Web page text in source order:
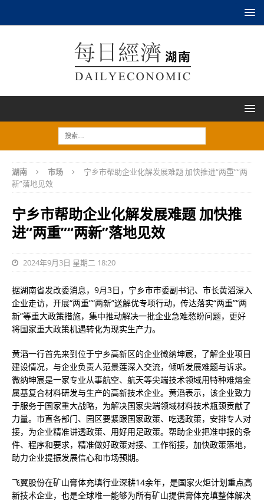
湖南 市场
宁乡市帮助企业化解发展难题 加快推进“两重”“两
新”落地见效
宁乡市帮助企业化解发展难题 加快推
进“两重”“两新”落地见效
2024年9月3日 星期二 18:20
据湖南省发改委消息，9月3日，宁乡市市委副书记、市长黄滔深入
企业走访，开展“两重”“两新”送解优专项行动，传达落实“两重”“两
新”等重大政策措施，集中推动解决一批企业急难愁盼问题，更好
将国家重大政策机遇转化为现实生产力。
黄滔一行首先来到位于宁乡高新区的企业微纳坤宸，了解企业项目
建设情况，与企业负责人范景莲深入交流，倾听发展难题与诉求。
微纳坤宸是一家专业从事航空、航天等尖端技术领域用特种难熔金
属基复合材料研发与生产的高新技术企业。黄滔表示，该企业致力
于服务于国家重大战略，为解决国家尖端领域材料技术瓶颈贡献了
力量。市直各部门、园区要紧跟国家政策、吃透政策，安排专人对
接，为企业精准讲透政策、用好用足政策。帮助企业把准申报的条
件、程序和要求，精准做好政策对接、工作衔接，加快政策落地，
助力企业提振发展信心和市场预期。
飞翼股份在矿山膏体充填行业深耕14余年，是国家火炬计划重点高
新技术企业，也是全球唯一能够为所有矿山提供膏体充填整体解决